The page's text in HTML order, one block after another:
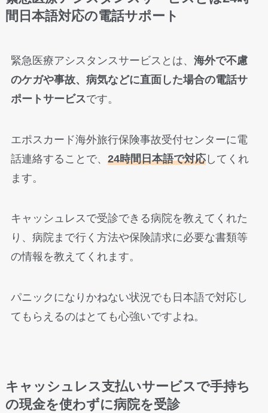
間日本語対応の電話サポート
緊急医療アシスタンスサービスとは、 海外で不慮
のケガや事故、病気などに直面した場合の電話サ
ポートサービスです。
エポスカード海外旅行保険事故受付センターに電
話連絡することで、 24時間日本語で対応してくれ
ます。
キャッシュレスで受診できる病院を教えてくれた
り、病院まで行く方法や保険請求に必要な書類等
の情報を教えてくれます。
パニックになりかねない状況でも日本語で対応し
てもらえるのはとても心強いですよね。
キャッシュレス支払いサービスで手持ち
の現金を使わずに病院を受診